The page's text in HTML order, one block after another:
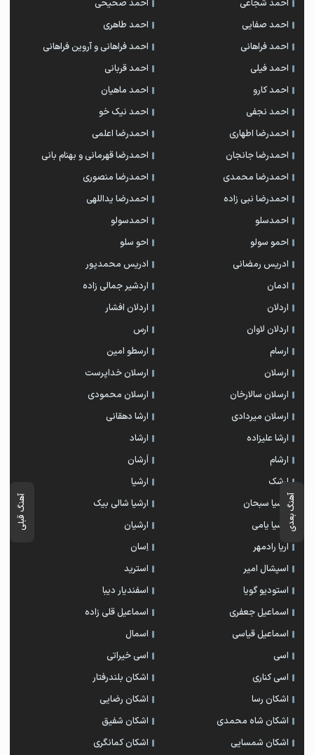
آهنگ بعدی آهنگ قبلی
احمد شجاعی
احمد صحیحی
احمد صفایی
احمد طاهری
احمد فراهانی
احمد فراهانی و آروین فراهانی
احمد فیلی
احمد قربانی
احمد کارو
احمد ماهیان
احمد نجفی
احمد نیک خو
احمدرضا اطهاری
احمدرضا اعلمی
احمدرضا جانجان
احمدرضا قهرمانی و بهنام بانی
احمدرضا محمدی
احمدرضا منصوری
احمدرضا نبی زاده
احمدرضا یداللهی
احمدسلو
احمدسولو
احمو سولو
احو سلو
ادریس رمضانی
ادریس محمدپور
ادمان
اردشیر جمالی زاده
اردلان
اردلان افشار
اردلان لاوان
ارس
ارسام
ارسطو امین
ارسلان
ارسلان خداپرست
ارسلان سالارخان
ارسلان محمودی
ارسلان میردادی
ارشا دهقانی
ارشا علیزاده
ارشاد
ارشام
اَرشان
ارشک
ارشیا
ارشیا سبحان
ارشیا شالی بیک
ارشیا یامی
ارشیان
اریا رادمهر
اِسان
اسپشال امیر
استرید
استودیو گویا
اسفندیار دیبا
اسماعیل جعفری
اسماعیل قلی زاده
اسماعیل قیاسی
اسمال
اسی
اسی خیراتی
اسی کناری
اشکان بلندرفتار
اشکان رسا
اشکان رضایی
اشکان شاه محمدی
اشکان شفیق
اشکان شمسایی
اشکان‌ کمانگری